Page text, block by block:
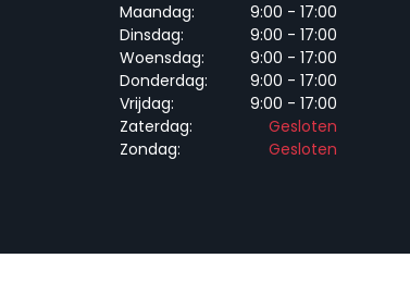
Maandag:
9:00 - 17:00
Dinsdag:
9:00 - 17:00
Woensdag:
9:00 - 17:00
Donderdag:
9:00 - 17:00
Vrijdag:
9:00 - 17:00
Zaterdag:
Gesloten
Zondag:
Gesloten